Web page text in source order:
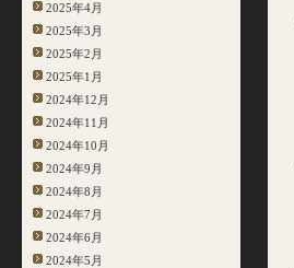
2025年4月
2025年3月
2025年2月
2025年1月
2024年12月
2024年11月
2024年10月
2024年9月
2024年8月
2024年7月
2024年6月
2024年5月